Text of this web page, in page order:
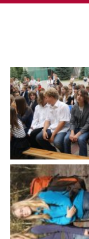
13.09.2012
11.09 Rajd